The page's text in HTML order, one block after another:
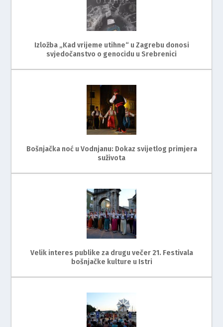
Izložba „Kad vrijeme utihne“ u Zagrebu donosi
svjedočanstvo o genocidu u Srebrenici
Bošnjačka noć u Vodnjanu: Dokaz svijetlog primjera
suživota
Velik interes publike za drugu večer 21. Festivala
bošnjačke kulture u Istri